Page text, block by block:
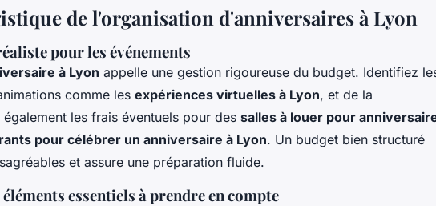
de l'organisation d'anniversaires à Lyon
pour les événements
à Lyon appelle une gestion rigoureuse du budget. Identifiez
comme les expériences virtuelles à Lyon, et de la
les frais éventuels pour des salles à louer pour
pour célébrer un anniversaire à Lyon. Un budget bien structuré
et assure une préparation fluide.
essentiels à prendre en compte